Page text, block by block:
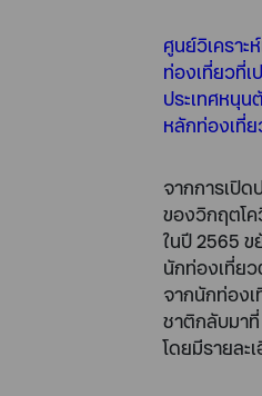
ศูนย์วิเครา
ท่องเที่ยวที่
ประเทศหนุ
หลักท่องเที่
จากการเปิ
ของวิกฤตโค
ในปี 2565 ข
นักท่องเที่ย
จากนักท่อง
ชาติกลับมาที่
โดยมีรายละเ